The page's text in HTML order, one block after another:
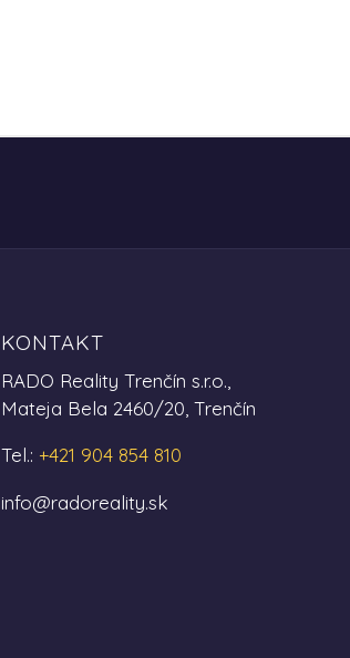
KONTAKT
RADO Reality Trenčín s.r.o.,
Mateja Bela 2460/20, Trenčín
Tel.: +421 904 854 810
info@radoreality.sk